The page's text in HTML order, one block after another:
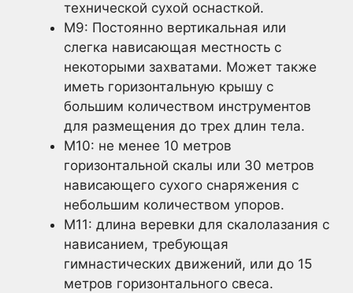
технической сухой оснасткой.
M9: Постоянно вертикальная или
слегка нависающая местность с
некоторыми захватами. Может также
иметь горизонтальную крышу с
большим количеством инструментов
для размещения до трех длин тела.
М10: не менее 10 метров
горизонтальной скалы или 30 метров
нависающего сухого снаряжения с
небольшим количеством упоров.
M11: длина веревки для скалолазания с
нависанием, требующая
гимнастических движений, или до 15
метров горизонтального свеса.